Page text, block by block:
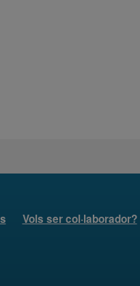
Vols ser col·laborador?